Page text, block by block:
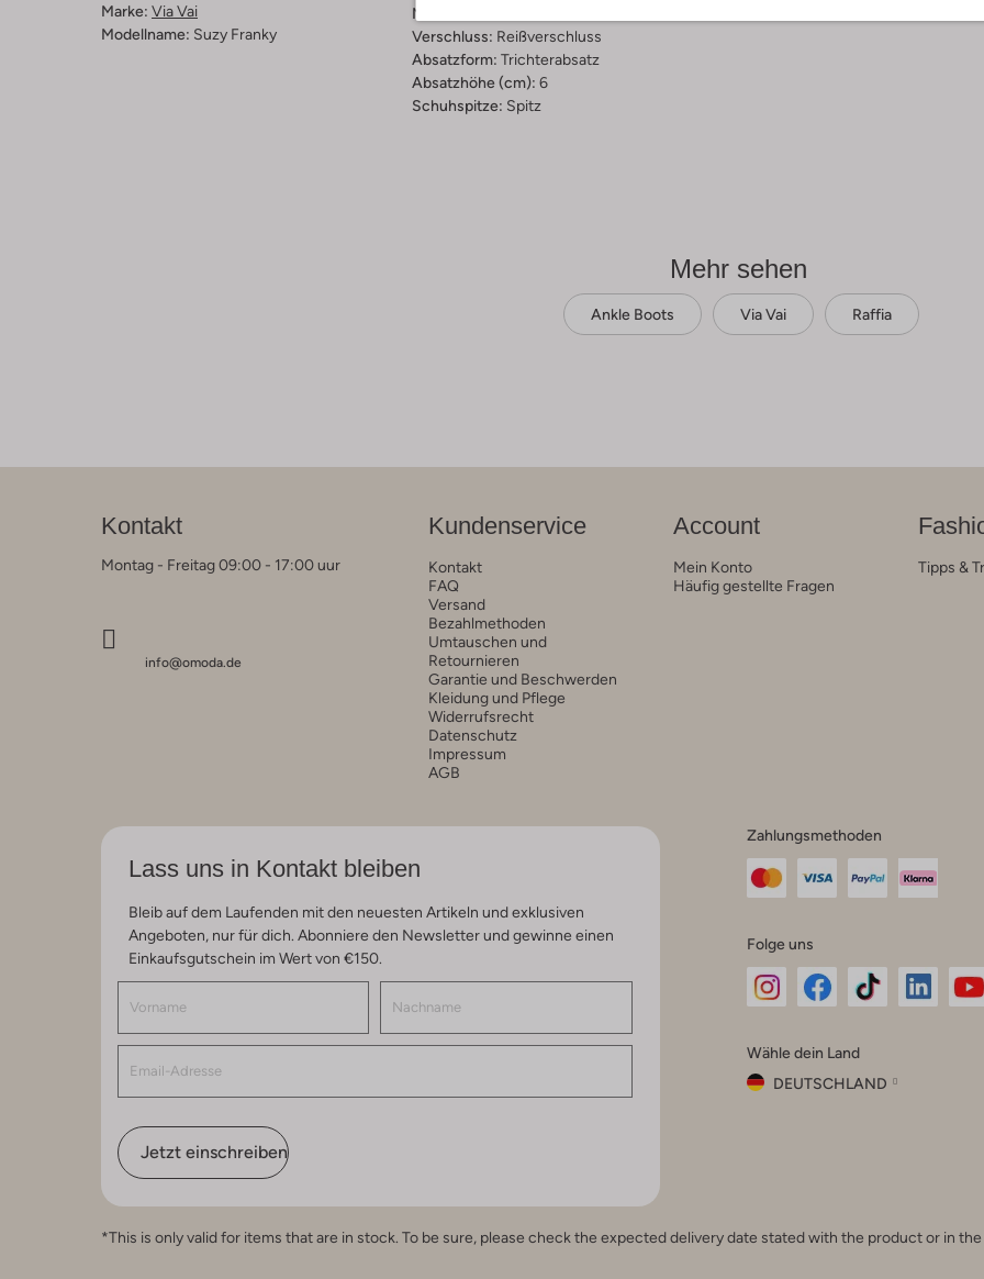
Marke: Via Vai
Modellname: Suzy Franky
Material Sohle:
Verschluss: Reißverschluss
Absatzform: Trichterabsatz
Absatzhöhe (cm): 6
Schuhspitze: Spitz
Mehr sehen
Ankle Boots Via Vai Raffia
Kontakt
Montag - Freitag 09:00 - 17:00 uur
info@omoda.de
Kundenservice
Kontakt
FAQ
Versand
Bezahlmethoden
Umtauschen und
Retournieren
Garantie und Beschwerden
Kleidung und Pflege
Widerrufsrecht
Datenschutz
Impressum
AGB
Account
Mein Konto
Häufig gestellte Fragen
Tipps &
Lass uns in Kontakt bleiben
Bleib auf dem Laufenden mit den neuesten Artikeln und exklusiven
Angeboten, nur für dich. Abonniere den Newsletter und gewinne einen
Einkaufsgutschein im Wert von €150.
Jetzt einschreiben
Zahlungsmethoden
Folge uns
Instagram
Facebook
TikTok
Wähle dein Land
DEUTSCHLAND
Belgique
*This is only valid for items that are in stock. To be sure, please check the expected delivery date stated with the product or in